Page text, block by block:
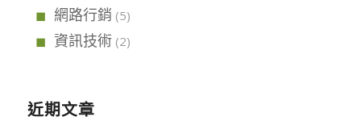
網路行銷 (5)
資訊技術(2)
近期文章